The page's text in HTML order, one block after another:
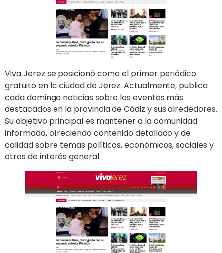
Viva Jerez se posicionó como el primer periódico
gratuito en la ciudad de Jerez. Actualmente, publica
cada domingo noticias sobre los eventos más
destacados en la provincia de Cádiz y sus alrededores.
Su objetivo principal es mantener a la comunidad
informada, ofreciendo contenido detallado y de
calidad sobre temas políticos, económicos, sociales y
otros de interés general.